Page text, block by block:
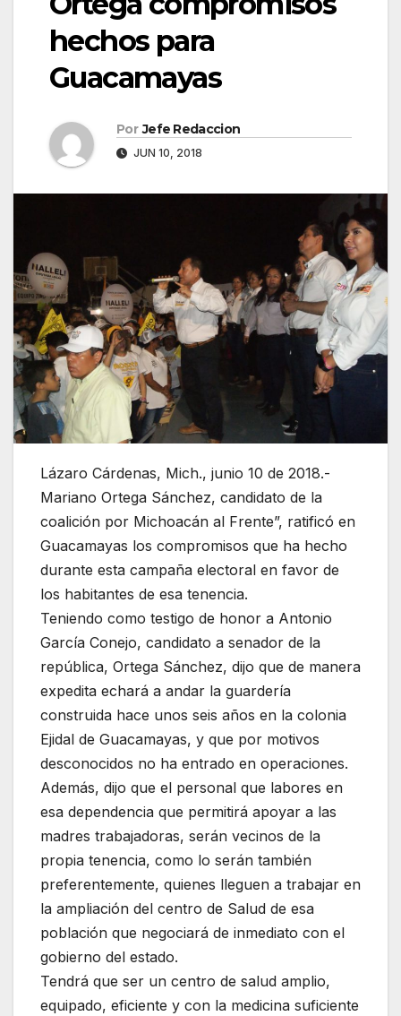
hechos para
Guacamayas
Por Jefe Redaccion
JUN 10, 2018
Lázaro Cárdenas, Mich., junio 10 de 2018.-
Mariano Ortega Sánchez, candidato de la
coalición por Michoacán al Frente”, ratificó en
Guacamayas los compromisos que ha hecho
durante esta campaña electoral en favor de
los habitantes de esa tenencia.
Teniendo como testigo de honor a Antonio
García Conejo, candidato a senador de la
república, Ortega Sánchez, dijo que de manera
expedita echará a andar la guardería
construida hace unos seis años en la colonia
Ejidal de Guacamayas, y que por motivos
desconocidos no ha entrado en operaciones.
Además, dijo que el personal que labores en
esa dependencia que permitirá apoyar a las
madres trabajadoras, serán vecinos de la
propia tenencia, como lo serán también
preferentemente, quienes lleguen a trabajar en
la ampliación del centro de Salud de esa
población que negociará de inmediato con el
gobierno del estado.
Tendrá que ser un centro de salud amplio,
equipado, eficiente y con la medicina suficiente